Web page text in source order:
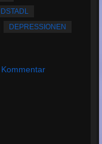
DEPRESSIONEN